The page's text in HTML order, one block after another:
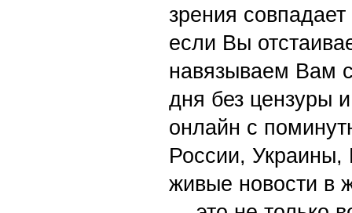
зрения
если Вы
навязываем Вам
дня без цензуры
онлайн с
России,
живые новости в